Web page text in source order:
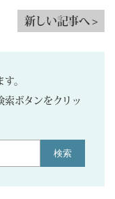
新しい記事へ >
。
索ボタンをクリッ
検索